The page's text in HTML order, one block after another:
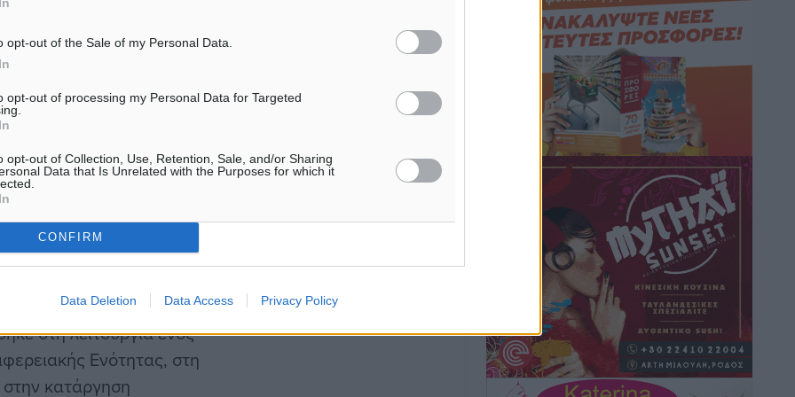
opt-out of the Sale of my Personal Data.
opt-out of processing my Personal Data for Targeted
opt-out of Collection, Use, Retention, Sale, and/or Sharing
Data that Is Unrelated with the Purposes for which it
CONFIRM
Data Deletion Data Access Privacy Policy
του Κώδικα
στις διατάξεις του
κάποιες
τις προσδιορίσει, και
νομοσχεδίου.
της
διατάξεων του
ο υπουργός
ενοποίηση του
για ακριτικές και
στη λειτουργία ενός
Ενότητας, στη
κατάργηση
Καιρός: Επιμένουν οι υψηλές
θερμοκρασίες – Ισχυρά μελτέμια έως 9
μποφόρ, σε «Red Code» 6 περιοχές
Τοπικές Ειδήσεις• πριν 4 ώρες
Τα φοιτητικά ενοίκια «τινάζουν στον
αέρα» τους οικογενειακούς
προϋπολογισμούς
• πριν 4 ώρες
Δύο νέοι ξενώνες παραδόθηκαν στις
Ένοπλες Δυνάμεις στη νήσο Ρω
Τοπικές Ειδήσεις πριν 5 ώρες
Συνεχίζεται η έξοδος του Αυγούστου –
Πάνω από 34.000 αναχωρούν σήμερα
μόνο από τον Πειραιά